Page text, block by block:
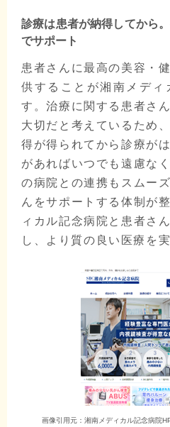
診療は患者が納得してから
でサポート
患者さんに最高の美容・
供することが湘南メディ
す。治療に関する患者さ
大切だと考えているため
得が得られてから診療が
があればいつでも遠慮な
の病院との連携もスムー
んをサポートする体制が
ィカル記念病院と患者さ
し、より質の良い医療を
画像引用元：湘南メディカル記念病院